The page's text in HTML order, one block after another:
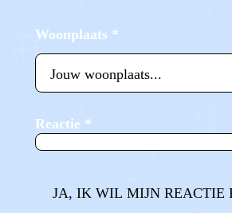
Woonplaats *
Reactie *
JA, IK WIL MIJN REACTIE